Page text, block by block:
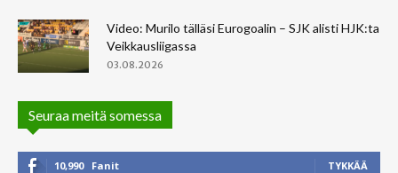
Video: Murilo tälläsi Eurogoalin – SJK alisti HJK:ta
Veikkausliigassa
03.08.2026
Seuraa meitä somessa
10,990 Fanit TYKKÄÄ